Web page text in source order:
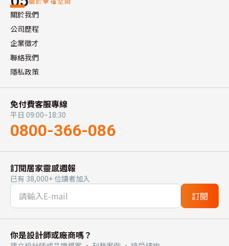
關於我們
公司歷程
企業徵才
聯絡我們
隱私政策
免付費客服專線
平日 09:00~18:30
0800-366-086
訂閱居家靈感週報
已有 38,000+ 位讀者加入
訂閱
你是設計師或廠商嗎？